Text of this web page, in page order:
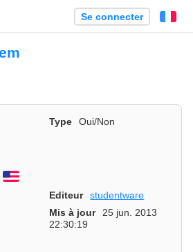
Se connecter
Type
Oui/Non
English
Editeur
studentware
Mis à jour
25 jun. 2013
22:30:19